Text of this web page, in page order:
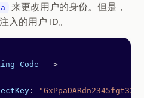
来更改用户的身份。但是，
入的用户 ID。
Code -->
:
"GxPpaDARdn2345fgt321"